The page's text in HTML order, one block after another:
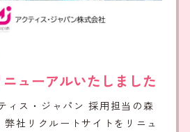
ューアルいたしました
ィス・ジャパン 採用担当の森
社リクルートサイトをリニュ